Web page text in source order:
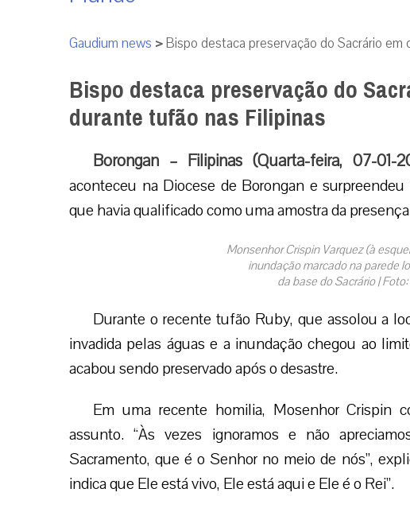
Gaudium news >Bispo destaca preservação do Sacrário
Bispo destaca preservação do
durante tufão nas Filipinas
Borongan – Filipinas (Quarta-feira, 07-01-
aconteceu na Diocese de Borongan e
que havia qualificado como uma amostra da
Monsenhor Crispin Varquez (à
inundação marcado na parede
da base do Sacrário |
Durante o recente tufão Ruby, que assolou a
invadida pelas águas e a inundação chegou ao
acabou sendo preservado após o desastre.
Em uma recente homilia, Mosenhor Crispin
assunto. “Às vezes ignoramos e não
Sacramento, que é o Senhor no meio de nós”,
indica que Ele está vivo, Ele está aqui e Ele é o Rei”.